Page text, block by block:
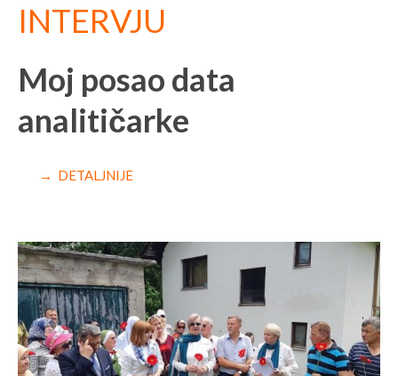
INTERVJU
Moj posao data
analitičarke
→ DETALJNIJE